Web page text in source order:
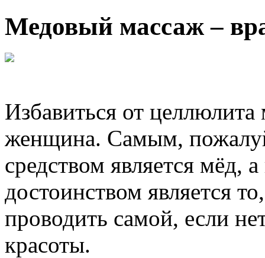
Медовый массаж –
Избавиться от целлюлита
женщина. Самым,
средством является мёд,
достоинством является
проводить самой, если
красоты.